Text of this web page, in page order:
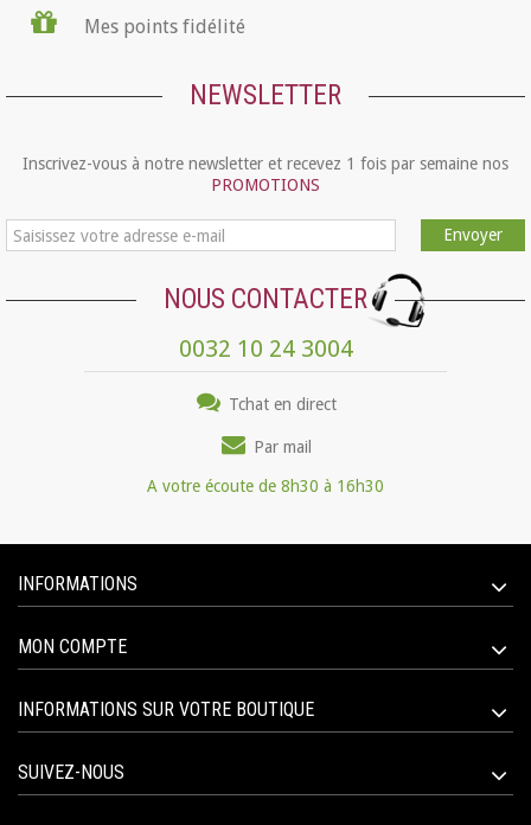
Mes points fidélité
NEWSLETTER
Inscrivez-vous à notre newsletter et recevez 1 fois par semaine nos
PROMOTIONS
Envoyer
NOUS CONTACTER
0032 10 24 3004
Tchat en direct
Par mail
A votre écoute de 8h30 à 16h30
INFORMATIONS
MON COMPTE
INFORMATIONS SUR VOTRE BOUTIQUE
SUIVEZ-NOUS